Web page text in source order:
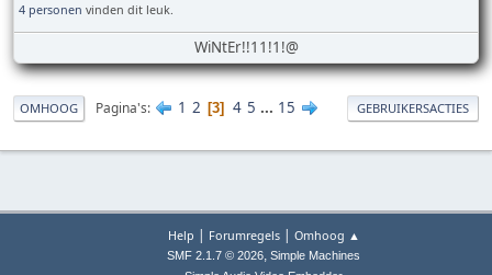
4 personen vinden dit leuk.
WiNtEr!!11!1!@
OMHOOG Pagina's 1 2 3 4 5 ... 15 GEBRUIKERSACTIES
Help | Forumregels| Omhoog ▲
SMF 2.1.7 © 2026, Simple Machines